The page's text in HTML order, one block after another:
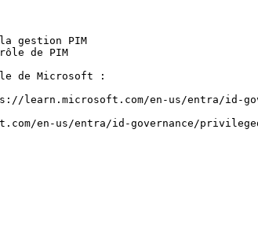
gestion PIM
de PIM
de Microsoft :
learn.microsoft.com/en-us/entra/id-
en-us/entra/id-governance/